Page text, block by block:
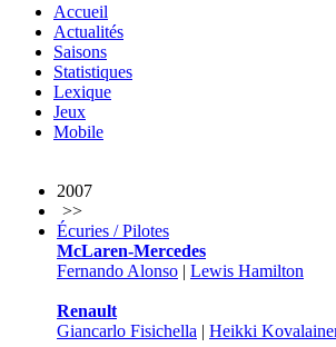
Accueil
Actualités
Saisons
Statistiques
Lexique
Jeux
Mobile
2007
>>
Écuries / Pilotes
McLaren-Mercedes
Fernando Alonso | Lewis Hamilton
Renault
Giancarlo Fisichella | Heikki